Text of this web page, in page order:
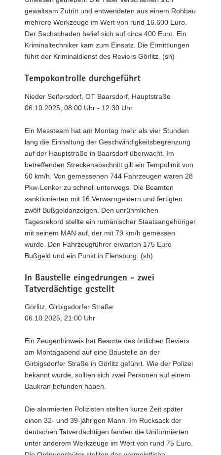
gewaltsam Zutritt und entwendeten aus einem Rohbau
mehrere Werkzeuge im Wert von rund 16.600 Euro.
Der Sachschaden belief sich auf circa 400 Euro. Ein
Kriminaltechniker kam zum Einsatz. Die Ermittlungen
führt der Kriminaldienst des Reviers Görlitz. (sh)
Tempokontrolle durchgeführt
Nieder Seifersdorf, OT Baarsdorf, Hauptstraße
06.10.2025, 08:00 Uhr - 12:30 Uhr
Ein Messteam hat am Montag mehr als vier Stunden
lang die Einhaltung der Geschwindigkeitsbegrenzung
auf der Hauptstraße in Baarsdorf überwacht. Im
betreffenden Streckenabschnitt gilt ein Tempolimit von
50 km/h. Von gemessenen 744 Fahrzeugen waren 28
Pkw-Lenker zu schnell unterwegs. Die Beamten
sanktionierten mit 16 Verwarngeldern und fertigten
zwölf Bußgeldanzeigen. Den unrühmlichen
Tagesrekord stellte ein rumänischer Staatsangehöriger
mit seinem MAN auf, der mit 79 km/h gemessen
wurde. Den Fahrzeugführer erwarten 175 Euro
Bußgeld und ein Punkt in Flensburg. (sh)
In Baustelle eingedrungen - zwei
Tatverdächtige gestellt
Görlitz, Girbigsdorfer Straße
06.10.2025, 21:00 Uhr
Ein Zeugenhinweis hat Beamte des örtlichen Reviers
am Montagabend auf eine Baustelle an der
Girbigsdorfer Straße in Görlitz geführt. Wie der Polizei
bekannt wurde, sollten sich zwei Personen auf einem
Baukran befunden haben.
Die alarmierten Polizisten stellten kurze Zeit später
einen 32- und 39-jährigen Mann. Im Rucksack der
deutschen Tatverdächtigen fanden die Uniformierten
unter anderem Werkzeuge im Wert von rund 75 Euro.